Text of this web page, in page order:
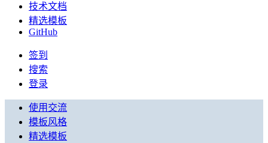
技术文档
精选模板
GitHub
签到
搜索
登录
使用交流
模板风格
精选模板